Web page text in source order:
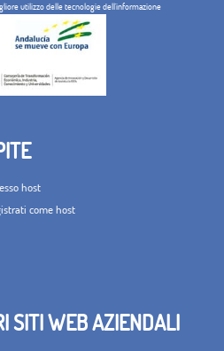
utilizzo delle tecnologie dell'informazione
host
come host
SITI WEB AZIENDALI